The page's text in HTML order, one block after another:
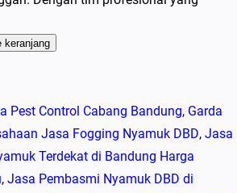
keranjang
Pest Control Cabang Bandung, Garda
Jasa Fogging Nyamuk DBD, Jasa
Terdekat di Bandung Harga
, Jasa Pembasmi Nyamuk DBD di